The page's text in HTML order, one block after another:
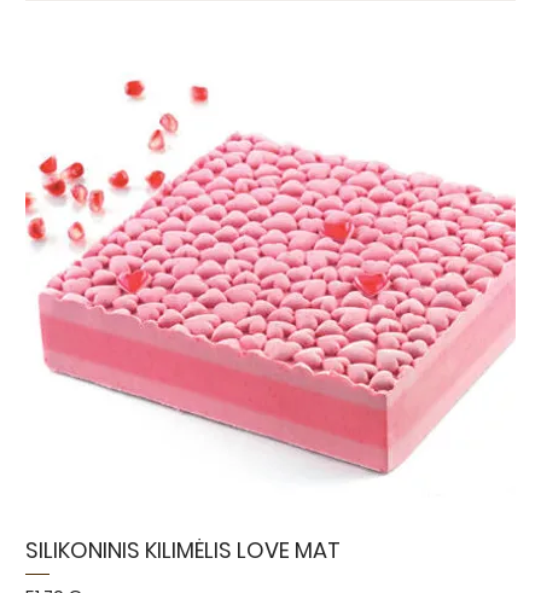
SILIKONINIS KILIMĖLIS LOVE MAT